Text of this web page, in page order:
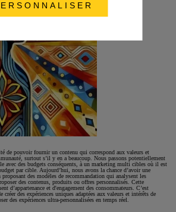
de pouvoir fournir un contenu qui correspond aux valeurs et
surtout s’il y en a beaucoup. Nous passons potentiellement
avec des budgets conséquents, à un marketing multi cibles où il est
par cible. Aujourd’hui, nous avons la chance d’avoir une
des modèles de recommandation qui analysent les
des contenus, produits ou offres personnalisés. Cette
d’appartenance et d'engagement des consommateurs. C’est
des expériences uniques adaptées aux valeurs et intérêts de
des expériences ultra-personnalisées en temps réel.